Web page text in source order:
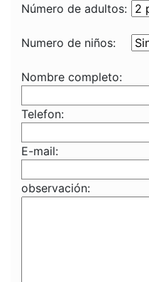
Número de adultos:
Numero de niños:
Nombre completo:
Telefon:
E-mail:
observación: